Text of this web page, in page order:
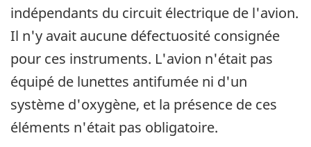
indépendants du circuit électrique de l'avion.
Il n'y avait aucune défectuosité consignée
pour ces instruments. L'avion n'était pas
équipé de lunettes antifumée ni d'un
système d'oxygène, et la présence de ces
éléments n'était pas obligatoire.